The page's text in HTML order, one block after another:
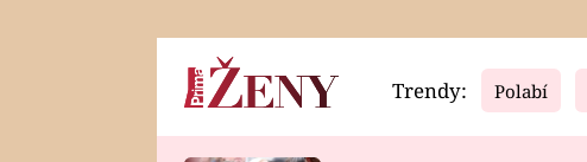
Horoskopy Video
Trendy: Polabí